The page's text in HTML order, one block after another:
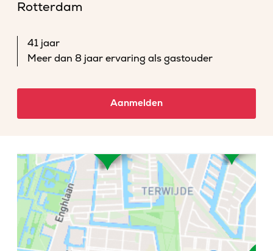
Rotterdam
41 jaar
Meer dan 8 jaar ervaring als gastouder
Aanmelden